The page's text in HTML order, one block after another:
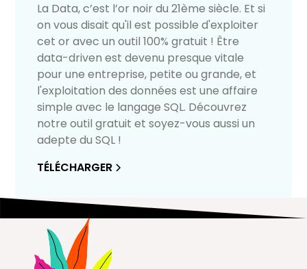
La Data, c’est l’or noir du 21ème siècle. Et si
on vous disait qu'il est possible d'exploiter
cet or avec un outil 100% gratuit ! Être
data-driven est devenu presque vitale
pour une entreprise, petite ou grande, et
l'exploitation des données est une affaire
simple avec le langage SQL. Découvrez
notre outil gratuit et soyez-vous aussi un
adepte du SQL !
TÉLÉCHARGER